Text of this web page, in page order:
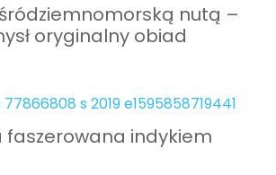
nutą –
oryginalny obiad
faszerowana indykiem